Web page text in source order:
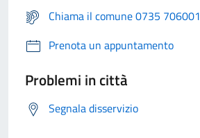
Chiama il comune 0735 706001
Prenota un appuntamento
Problemi in città
Segnala disservizio